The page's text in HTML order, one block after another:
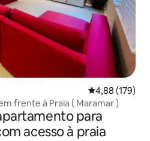
4,88 de uma
4,88 (179)
frente à Praia ( Maramar )
para
acesso à praia